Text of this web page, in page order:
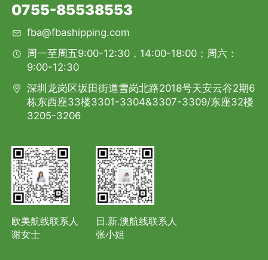
0755-85538553
fba@fbashipping.com
周一至周五9:00-12:30，14:00-18:00；周六：
9:00-12:30
深圳龙岗区坂田街道雪岗北路2018号天安云谷2期6
栋东西座33楼3301-3304&3307-3309/东座32楼
3205-3206
欧美航线联系人
谢女士
日.新.澳航线联系人
张小姐